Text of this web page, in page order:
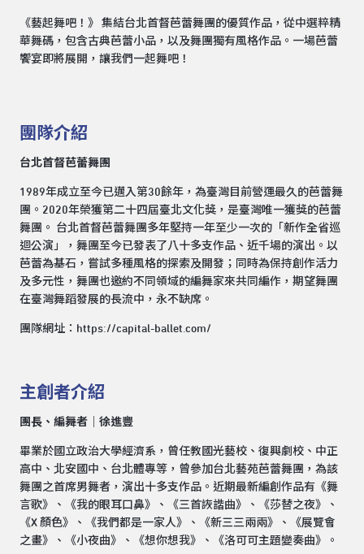
《藝起舞吧！》 集結台北首督芭蕾舞團的優質作品，從中選粹精
華舞碼，包含古典芭蕾小品，以及舞團獨有風格作品。一場芭蕾
饗宴即將展開，讓我們一起舞吧！
團隊介紹
台北首督芭蕾舞團
1989年成立至今已邁入第30餘年，為臺灣目前營運最久的芭蕾舞
團。2020年榮獲第二十四屆臺北文化獎，是臺灣唯一獲獎的芭蕾
舞團。 台北首督芭蕾舞團多年堅持一年至少一次的「新作全省巡
迴公演」，舞團至今已發表了八十多支作品、近千場的演出。以
芭蕾為基石，嘗試多種風格的探索及開發；同時為保持創作活力
及多元性，舞團也邀約不同領域的編舞家來共同編作，期望舞團
在臺灣舞蹈發展的長流中，永不缺席。
團隊網址： https://capital-ballet.com/
主創者介紹
團長、編舞者｜徐進豐
畢業於國立政治大學經濟系，曾任教國光藝校、復興劇校、中正
高中、北安國中、台北體專等，曾參加台北藝苑芭蕾舞團，為該
舞團之首席男舞者，演出十多支作品。近期最新編創作品有《舞
言歌》、《我的眼耳口鼻》、《三首詼諧曲》、《莎替之夜》、
《X 顏色》、《我們都是一家人》、《新三三兩兩》、《展覽會
之畫》、《小夜曲》、《想你想我》、《洛可可主題變奏曲》。